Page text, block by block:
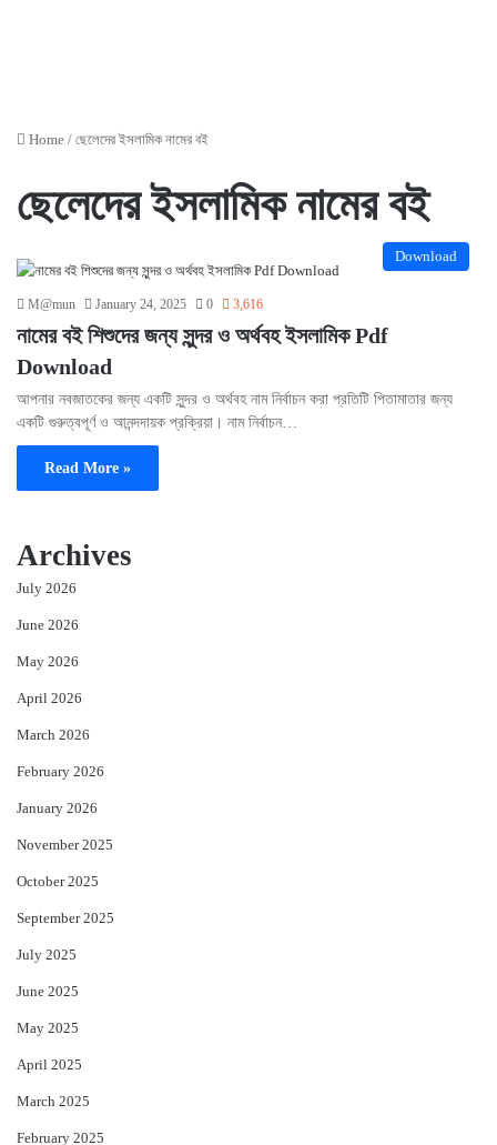
Home / ছেলেদের ইসলামিক নামের বই
ছেলেদের ইসলামিক নামের বই
Download
M@mun January 24, 2025 0 3,616
নামের বই শিশুদের জন্য সুন্দর ও অর্থবহ ইসলামিক Pdf
Download
আপনার নবজাতকের জন্য একটি সুন্দর ও অর্থবহ নাম নির্বাচন করা প্রতিটি পিতামাতার জন্য
একটি গুরুত্বপূর্ণ ও আনন্দদায়ক প্রক্রিয়া। নাম নির্বাচন…
Read More »
Archives
July 2026
June 2026
May 2026
April 2026
March 2026
February 2026
January 2026
November 2025
October 2025
September 2025
July 2025
June 2025
May 2025
April 2025
March 2025
February 2025